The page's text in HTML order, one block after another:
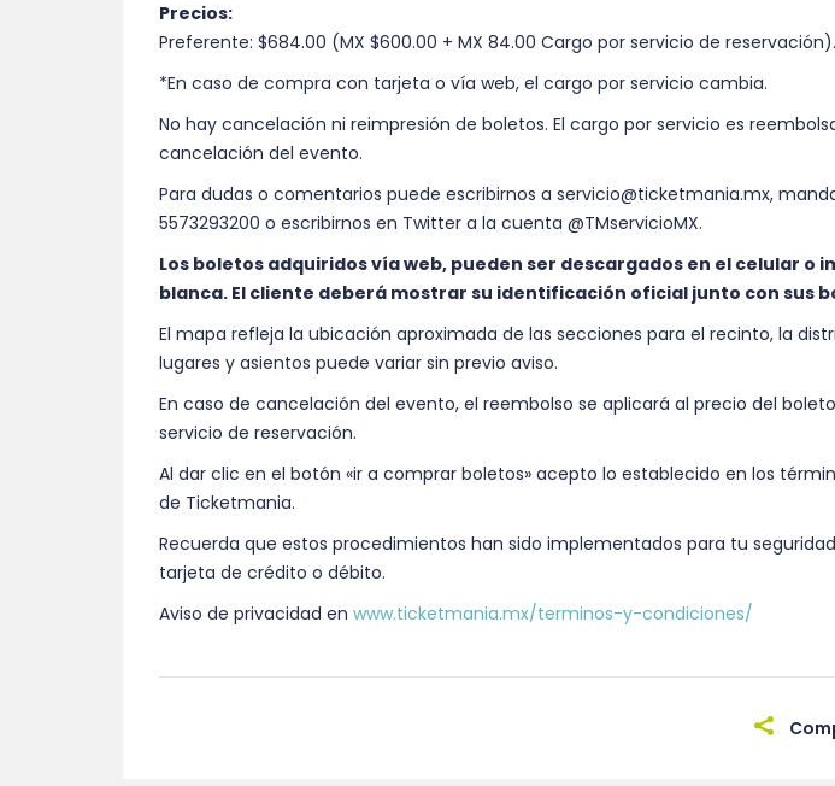
Precios:
Preferente: $684.00 (MX $600.00 + MX 84.00 Cargo por servicio de reservación).
*En caso de compra con tarjeta o vía web, el cargo por servicio cambia.
No hay cancelación ni reimpresión de boletos. El cargo por servicio es
cancelación del evento.
Para dudas o comentarios puede escribirnos a servicio@ticketmania.mx,
5573293200 o escribirnos en Twitter a la cuenta @TMservicioMX.
Los boletos adquiridos vía web, pueden ser descargados en el celular o
blanca. El cliente deberá mostrar su identificación oficial junto con sus
El mapa refleja la ubicación aproximada de las secciones para el recinto, la
lugares y asientos puede variar sin previo aviso.
En caso de cancelación del evento, el reembolso se aplicará al precio del
servicio de reservación.
Al dar clic en el botón «ir a comprar boletos» acepto lo establecido en los
de Ticketmania.
Recuerda que estos procedimientos han sido implementados para tu
tarjeta de crédito o débito.
Aviso de privacidad en www.ticketmania.mx/terminos-y-condiciones/